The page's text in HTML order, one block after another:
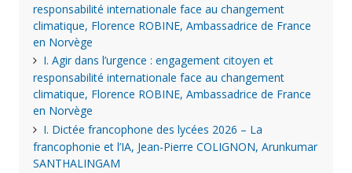
responsabilité internationale face au changement
climatique, Florence ROBINE, Ambassadrice de France
en Norvège
I. Agir dans l’urgence : engagement citoyen et
responsabilité internationale face au changement
climatique, Florence ROBINE, Ambassadrice de France
en Norvège
I. Dictée francophone des lycées 2026 – La
francophonie et l’IA, Jean-Pierre COLIGNON, Arunkumar
SANTHALINGAM